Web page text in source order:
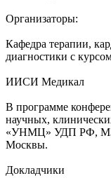
Организаторы:
Кафедра терапии,
диагностики с
ИИСИ Медикал
В программе
научных,
«УНМЦ» УДП РФ, МЗ
Москвы.
Докладчики